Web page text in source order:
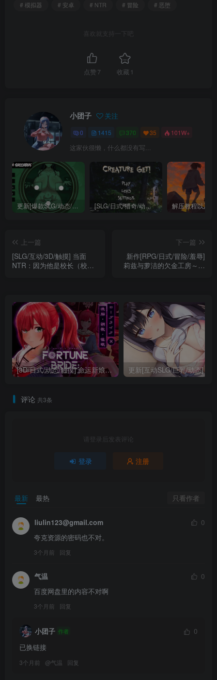
# 模拟器
# 安卓 # NTR # 冒险 # 恶堕
喜欢就支持一下吧
点赞 7 收藏 1
小团子 关注
0 1415 370 35 101W+
这家伙很懒，什么都没有写...
更新[爆款SLG/动态/互动/巨乳] 不是魅魔/H版寻找伪人（Not a Succubus）Ch.2 v1.1 精翻汉化步兵 【安卓/PC-3.25G】 [SLG/日式/猎奇/动态] 异种注意：捕获未知生物！（Creature Get! ）精翻汉化步兵版 【安卓/PC-1.74G】 解压教程以及
上一篇
[SLG/互动/3D/触摸] 当面
NTR：因为他是校长（校長
下一篇
新作[RPG/日式/冒险/羞辱]
莉兹与萝洁的欠金工房～负
+全回想存档 【安卓模拟
器/PC-3.59G】
[3D/日式/动态/触摸] 命运新娘-绝顶开眼的仪式（FORTUNE BRIDE-絶頂開眼の儀式）v1.0 AI汉化版 【PC-2.7G】
评论 共3条
请登录后发表评论
登录 注册
最新 最热 只看作者
liulin123@gmail.com
0
夸克资源的密码也不对。
3个月前 回复
气温
0
百度网盘里的内容不对啊
3个月前 回复
小团子 作者
0
已换链接
3个月前 @气温 回复